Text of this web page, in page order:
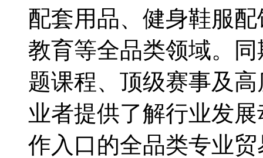
配套用品、健身鞋服
教育等全品类领域。
题课程、顶级赛事及
业者提供了解行业发
作入口的全品类专业